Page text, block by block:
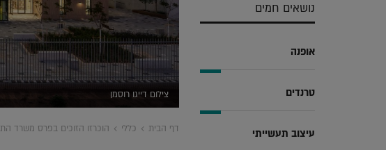
צילום דייגו רוסמן
דף הבית כללי הוכרזו הזוכים בפרס משרד
נושאים חמים
אופנה
טרנדים
עיצוב תעשייתי